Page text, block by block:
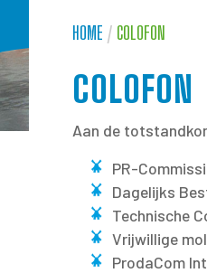
HOME / COLOFON
COLOFON
Aan de
PR-
Dagelijks
Technische
Vrijwillige
ProdaCom